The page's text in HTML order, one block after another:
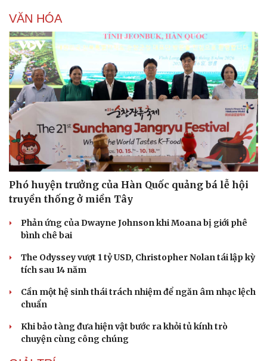
VĂN HÓA
Phó huyện trưởng của Hàn Quốc quảng bá lễ hội
truyền thống ở miền Tây
Phản ứng của Dwayne Johnson khi Moana bị giới phê
bình chê bai
The Odyssey vượt 1 tỷ USD, Christopher Nolan tái lập kỳ
tích sau 14 năm
Cần một hệ sinh thái trách nhiệm để ngăn âm nhạc lệch
chuẩn
Khi bảo tàng đưa hiện vật bước ra khỏi tủ kính trò
chuyện cùng công chúng